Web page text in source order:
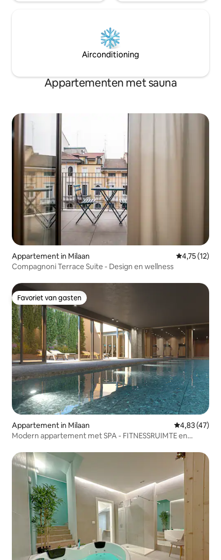
Airconditioning
Appartementen met sauna
Appartement in Milaan Gemiddelde
4,75 (12)
Compagnoni Terrace Suite - Design en wellness
Favoriet van gasten
Favoriet van gasten
Appartement in Milaan Gemiddelde
4,83 (47)
Modern appartement met SPA - FITNESSRUIMTE en